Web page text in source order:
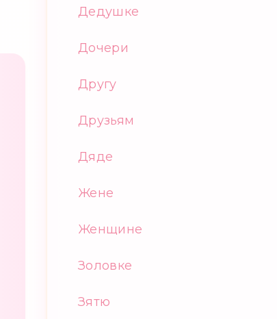
Дедушке
Дочери
Другу
Друзьям
Дяде
Жене
Женщине
Золовке
Зятю